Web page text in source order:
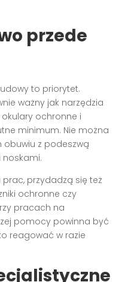
przede
to priorytet.
ważny jak narzędzia
ochronne i
minimum. Nie można
z podeszwą
przydadzą się też
ochronne czy
pracach na
pomocy powinna być
reagować w razie